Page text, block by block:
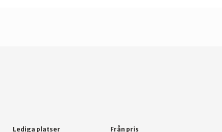
Lediga platser Från pris